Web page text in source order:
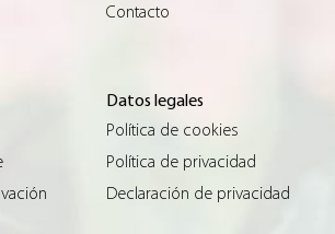
Contacto
Datos legales
Política de cookies
Política de privacidad
Declaración de privacidad